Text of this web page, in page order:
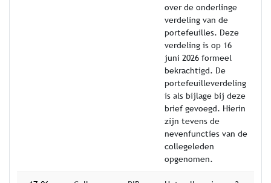
over de onderlinge
verdeling van de
portefeuilles. Deze
verdeling is op 16
juni 2026 formeel
bekrachtigd. De
portefeuilleverdeling
is als bijlage bij deze
brief gevoegd. Hierin
zijn tevens de
nevenfuncties van de
collegeleden
opgenomen.